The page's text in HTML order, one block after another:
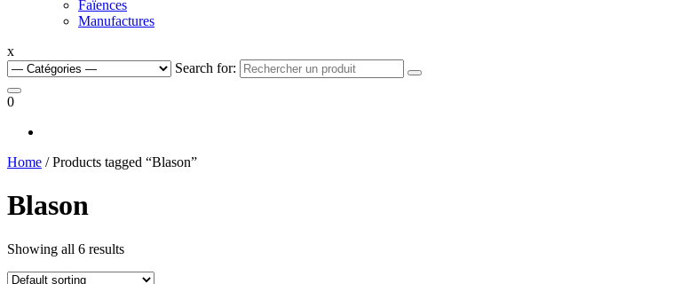
Faïences
Manufactures
x
Search for:
0
Home / Products tagged “Blason”
Blason
Showing all 6 results